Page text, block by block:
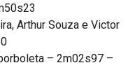
Arthur Souza e Victor
– 2m02s97 –